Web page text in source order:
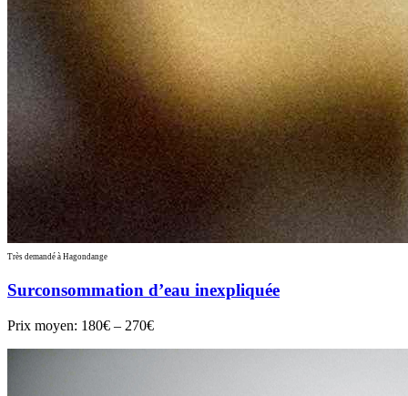
Très demandé à Hagondange
Surconsommation d’eau inexpliquée
Prix moyen: 180€ – 270€